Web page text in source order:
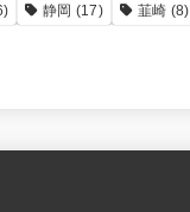
静岡 (17) 韮崎 (8)